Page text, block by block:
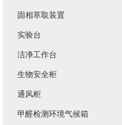
固相萃取装置
实验台
洁净工作台
生物安全柜
通风柜
甲醛检测环境气候箱